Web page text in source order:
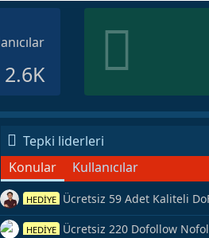
2.6K
Tepki liderleri
Konular
Kullanıcılar
HEDİYE Ücretsiz 59 Adet Kaliteli
Backlink Kaynağı Veriyorum.
HEDİYE Ücretsiz 220 Dofollow